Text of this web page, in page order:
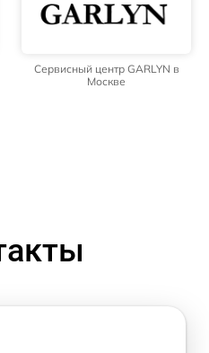
Сервисный центр GARLYN в
Москве